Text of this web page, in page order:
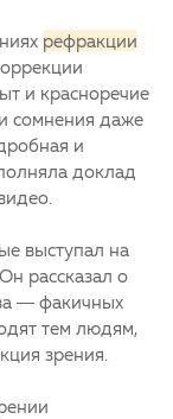
рефракции
и красноречие
сомнения даже
и
доклад
выступал на
рассказал о
— факичных
тем людям,
зрения.